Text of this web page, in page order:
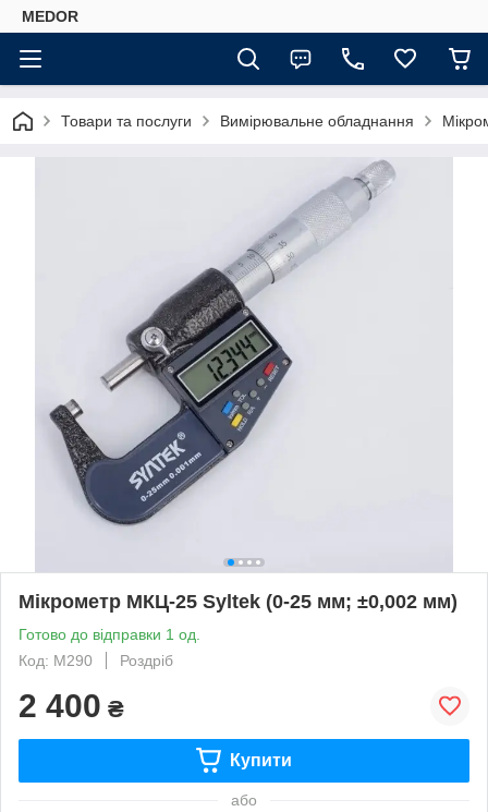
MEDOR
Товари та послуги Вимірювальне обладнання
Мікрометр МКЦ-25 Syltek (0-25 мм; ±0,002 мм)
Готово до відправки 1 од.
Код: M290
Роздріб
2 400 ₴
Купити
або